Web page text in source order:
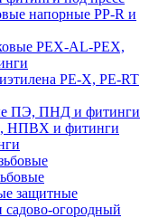
напорные PP-R и
PEX-AL-PEX,
PE-X, PE-RT
ПЭ, ПНД и фитинги
НПВХ и фитинги
защитные
огородный